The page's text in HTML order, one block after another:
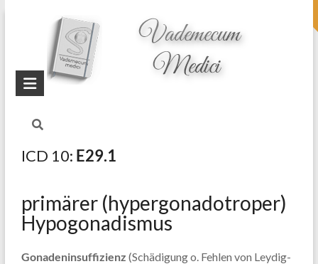
topheader
Startseite
Blog
Hypogonadismus
ICD 10: E29.1
primärer (hypergonadotroper)
Hypogonadismus
Gonadeninsuffizienz (Schädigung o. Fehlen von Leydig-